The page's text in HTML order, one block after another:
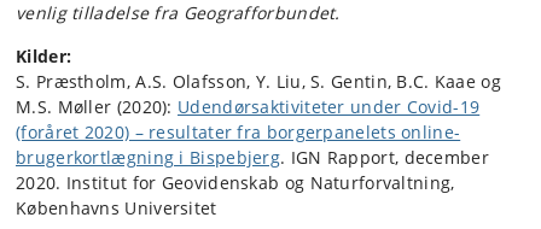
venlig tilladelse fra Geografforbundet.
Kilder:
S. Præstholm, A.S. Olafsson, Y. Liu, S. Gentin, B.C. Kaae og
M.S. Møller (2020): Udendørsaktiviteter under Covid-19
(foråret 2020) – resultater fra borgerpanelets online-
brugerkortlægning i Bispebjerg. IGN Rapport, december
2020. Institut for Geovidenskab og Naturforvaltning,
Københavns Universitet